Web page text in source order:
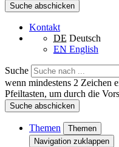
Suche abschicken
Kontakt
DE Deutsch
EN English
Suche
wenn mindestens 2 Zeichen
Pfeiltasten, um durch die
Suche abschicken
Themen
Themen
Navigation zuklappen